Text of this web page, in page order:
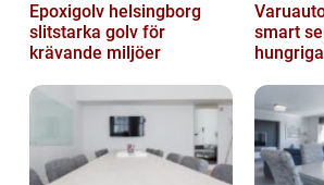
Epoxigolv helsingborg
slitstarka golv för
krävande miljöer
smart